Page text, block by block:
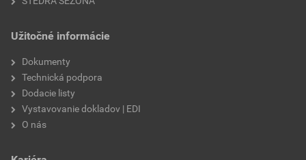
Užitočné informácie
Dokumenty
Technická podpora
Dodacie listy
Vystavovanie dokladov | EDI
O nás